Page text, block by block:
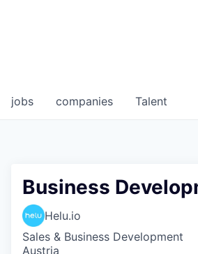
jobs companies Talent
Business
Helu.io
Sales & Business Development
Austria